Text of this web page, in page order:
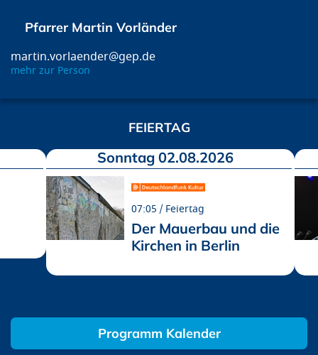
Pfarrer Martin Vorländer
martin.vorlaender@gep.de
mehr zur Person
FEIERTAG
Sonntag 02.08.2026
07:05 Feiertag
Der Mauerbau und die
Kirchen in Berlin
Programm Kalender